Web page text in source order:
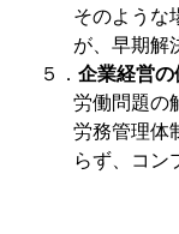
そのような
が、早期解
５． 企業経営
労働問題の
労務管理体
らず、コン